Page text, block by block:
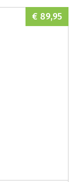
€ 89,95